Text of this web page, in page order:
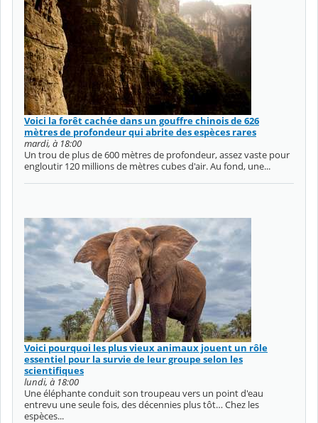
Voici la forêt cachée dans un gouffre chinois de 626
mètres de profondeur qui abrite des espèces rares
mardi, à 18:00
Un trou de plus de 600 mètres de profondeur, assez vaste pour
engloutir 120 millions de mètres cubes d'air. Au fond, une...
Voici pourquoi les plus vieux animaux jouent un rôle
essentiel pour la survie de leur groupe selon les
scientifiques
lundi, à 18:00
Une éléphante conduit son troupeau vers un point d'eau
entrevu une seule fois, des décennies plus tôt… Chez les
espèces...